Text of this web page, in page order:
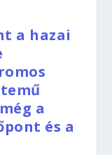
a hazai
a
és a